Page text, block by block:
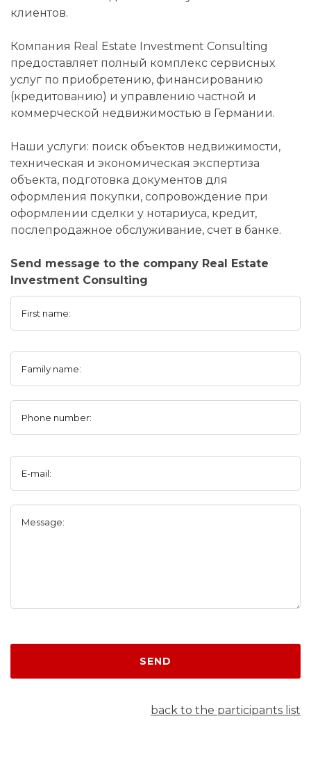
клиентов.
Компания Real Estate Investment Consulting
предоставляет полный комплекс сервисных
услуг по приобретению, финансированию
(кредитованию) и управлению частной и
коммерческой недвижимостью в Германии.
Наши услуги: поиск объектов недвижимости,
техническая и экономическая экспертиза
объекта, подготовка документов для
оформления покупки, сопровождение при
оформлении сделки у нотариуса, кредит,
послепродажное обслуживание, счет в банке.
Send message to the company Real Estate
Investment Consulting
First name:
Family name:
Phone number:
E-mail:
Message:
SEND
back to the participants list